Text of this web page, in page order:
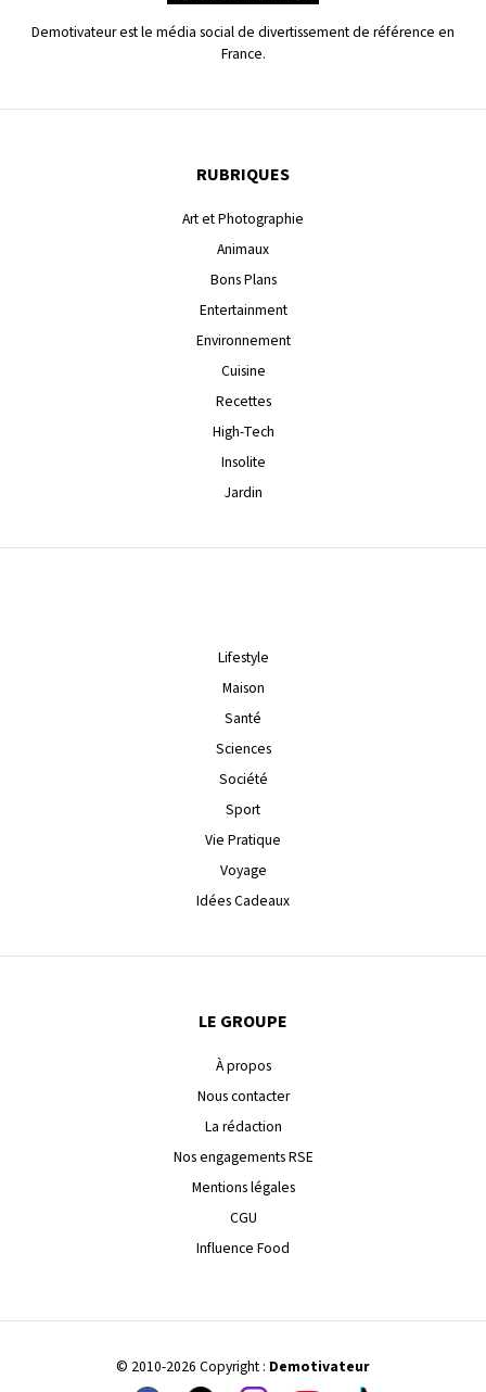
Demotivateur est le média social de divertissement de référence en
France.
RUBRIQUES
Art et Photographie
Animaux
Bons Plans
Entertainment
Environnement
Cuisine
Recettes
High-Tech
Insolite
Jardin
Lifestyle
Maison
Santé
Sciences
Société
Sport
Vie Pratique
Voyage
Idées Cadeaux
LE GROUPE
À propos
Nous contacter
La rédaction
Nos engagements RSE
Mentions légales
CGU
Influence Food
© 2010-2026 Copyright : Demotivateur